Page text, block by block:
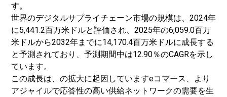
す。
世界のデジタルサプライチェーン市場の規模は、2024年
に5,441.2百万米ドルと評価され、2025年の6,059.0百万
米ドルから2032年までに14,170.4百万米ドルに成長する
と予測されており、予測期間中は12.90％のCAGRを示し
ています。
この成長は、の拡大に起因していますeコマース 、より
アジャイルで応答性の高い供給ネットワークの需要を生